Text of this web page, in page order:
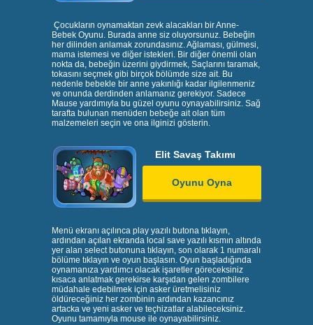
Çocukların oynamaktan zevk alacakları bir Anne-
Bebek Oyunu. Burada anne siz oluyorsunuz. Bebeğin
her dilinden anlamak zorundasınız. Ağlaması, gülmesi,
mama istemesi ve diğer istekleri. Bir diğer önemli olan
nokta da, bebeğin üzerini giydirmek, Saçlarını taramak,
tokasını seçmek gibi birçok bölümde size ait. Bu
nedenle bebekle bir anne yakınlığı kadar ilgilenmeniz
ve onunda derdinden anlamanız gerekiyor. Sadece
Mause yardımıyla bu güzel oyunu oynayabilirsiniz. Sağ
tarafta bulunan menüden bebeğe ait olan tüm
malzemeleri seçin ve ona ilginizi gösterin.
Elit Savaş Takımı
Oyunu Oyna
Menü ekranı açılınca play yazılı butona tıklayın,
ardından açılan ekranda local save yazılı kısmın altında
yer alan select butonuna tıklayın, son olarak 1 numaralı
bölüme tıklayın ve oyun başlasın. Oyun başladığında
oynamanıza yardımcı olacak işaretler göreceksiniz
kısaca anlatmak gerekirse karşıdan gelen zombilere
müdahale edebilmek için asker üretmelisiniz
öldüreceğiniz her zombinin ardından kazancınız
artacka ve yeni asker ve teçhizatlar alabileceksiniz.
Oyunu tamamıyla mouse ile oynayabilirsiniz.